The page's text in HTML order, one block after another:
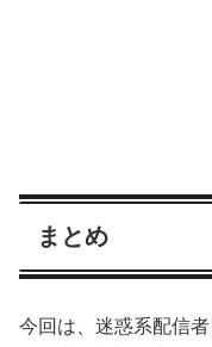
まとめ
今回は、迷惑系配信